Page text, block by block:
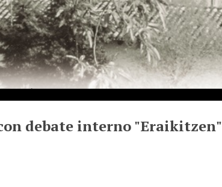
debate interno "Eraikitzen"